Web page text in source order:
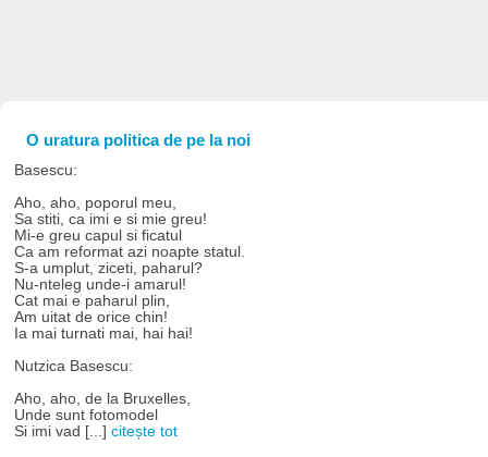
O uratura politica de pe la noi
Basescu:
Aho, aho, poporul meu,
Sa stiti, ca imi e si mie greu!
Mi-e greu capul si ficatul
Ca am reformat azi noapte statul.
S-a umplut, ziceti, paharul?
Nu-nteleg unde-i amarul!
Cat mai e paharul plin,
Am uitat de orice chin!
Ia mai turnati mai, hai hai!
Nutzica Basescu:
Aho, aho, de la Bruxelles,
Unde sunt fotomodel
Si imi vad [...]citește tot